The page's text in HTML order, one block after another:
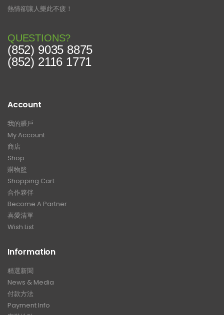
熱情卻讓人樂此不疲！
QUESTIONS?
(852) 9035 8875
(852) 2116 1771
Account
我的賬戶
My Account
商店
Shop
購物籃
Shopping Cart
合作夥伴
Become A Partner
喜愛清單
Wish List
Information
精選新聞
News & Media
付款方法
Payment Info